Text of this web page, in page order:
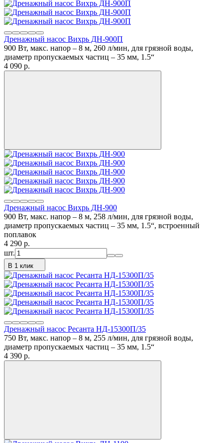
Дренажный насос Вихрь ДН-900П
900 Вт, макс. напор – 8 м, 260 л/мин, для грязной воды,
диаметр пропускаемых частиц – 35 мм, 1.5“
4 090 p.
Дренажный насос Вихрь ДН-900
900 Вт, макс. напор – 8 м, 258 л/мин, для грязной воды,
диаметр пропускаемых частиц – 35 мм, 1.5“, встроенный
поплавок
4 290 p.
шт.
В 1 клик
Дренажный насос Ресанта НД-15300П/35
750 Вт, макс. напор – 8 м, 255 л/мин, для грязной воды,
диаметр пропускаемых частиц – 35 мм, 1.5“
4 390 p.